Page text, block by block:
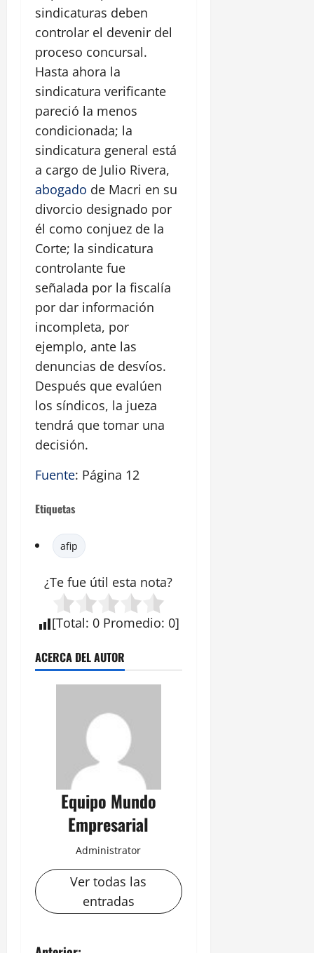
sindicaturas deben
controlar el devenir del
proceso concursal.
Hasta ahora la
sindicatura verificante
pareció la menos
condicionada; la
sindicatura general está
a cargo de Julio Rivera,
abogado de Macri en su
divorcio designado por
él como conjuez de la
Corte; la sindicatura
controlante fue
señalada por la fiscalía
por dar información
incompleta, por
ejemplo, ante las
denuncias de desvíos.
Después que evalúen
los síndicos, la jueza
tendrá que tomar una
decisión.
Fuente: Página 12
Etiquetas
afip
¿Te fue útil esta nota?
[Total: 0 Promedio: 0]
ACERCA DEL AUTOR
Equipo Mundo
Empresarial
Administrator
Ver todas las
entradas